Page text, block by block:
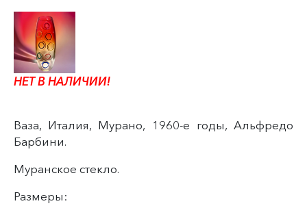
НЕТ В НАЛИЧИИ!
Ваза, Италия, Мурано, 1960-е годы, Альфредо
Барбини.
Муранское стекло.
Размеры: